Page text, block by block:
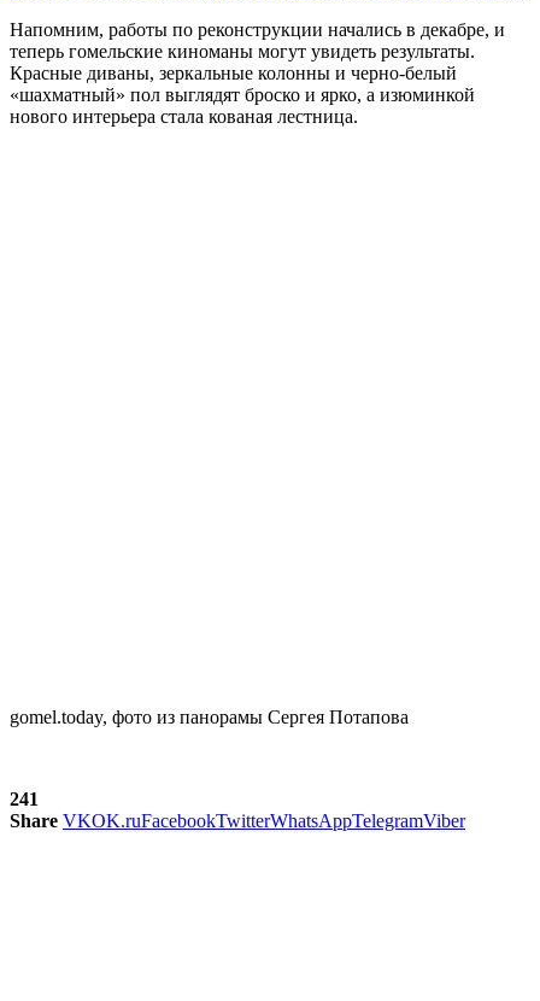
Напомним, работы по реконструкции начались в декабре, и
теперь гомельские киноманы могут увидеть результаты.
Красные диваны, зеркальные колонны и черно-белый
«шахматный» пол выглядят броско и ярко, а изюминкой
нового интерьера стала кованая лестница.
gomel.today, фото из панорамы Сергея Потапова
241
Share VKOK.ruFacebookTwitterWhatsAppTelegramViber